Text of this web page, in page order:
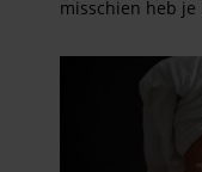
partners voor
informatie die u
verzameld op basis
gaat akkoord met